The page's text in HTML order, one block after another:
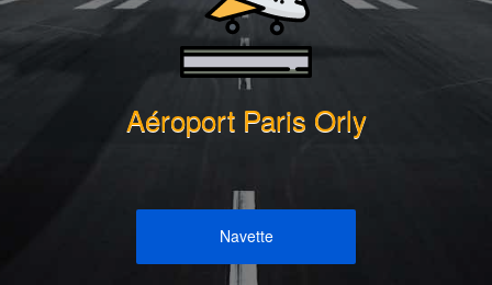
Aéroport Paris Orly
Navette